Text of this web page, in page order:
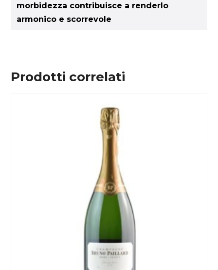
morbidezza contribuisce a renderlo
armonico e scorrevole
Prodotti correlati